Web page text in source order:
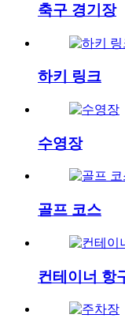
축구 경기장
하키 링크
수영장
골프 코스
컨테이너 항